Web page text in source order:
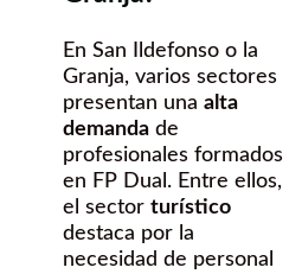
En San Ildefonso o la
Granja, varios sectores
presentan una alta
demanda de
profesionales formados
en FP Dual. Entre ellos,
el sector turístico
destaca por la
necesidad de personal